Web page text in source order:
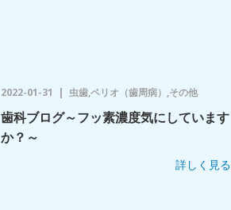
2022-01-31 虫歯,ペリオ（歯周病）,その他
歯科ブログ～フッ素濃度気にしています
か？～
詳しく見る